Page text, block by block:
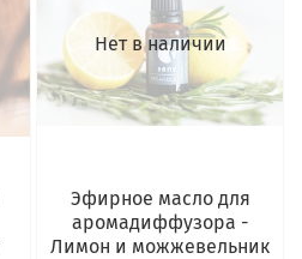
Нет в наличии
Эфирное масло для
аромадиффузора -
Лимон и можжевельник